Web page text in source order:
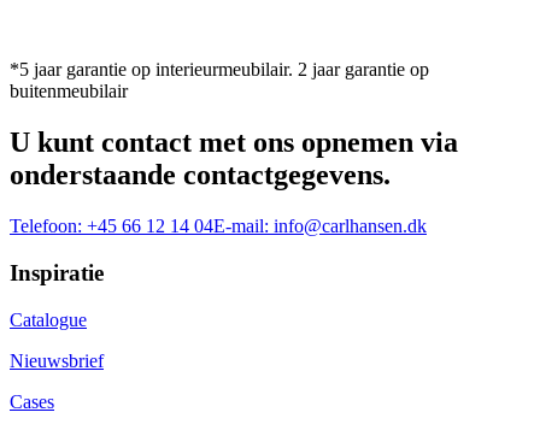
*5 jaar garantie op interieurmeubilair. 2 jaar garantie op
buitenmeubilair
U kunt contact met ons opnemen via
onderstaande contactgegevens.
Telefoon: +45 66 12 14 04E-mail: info@carlhansen.dk
Inspiratie
Catalogue
Nieuwsbrief
Cases